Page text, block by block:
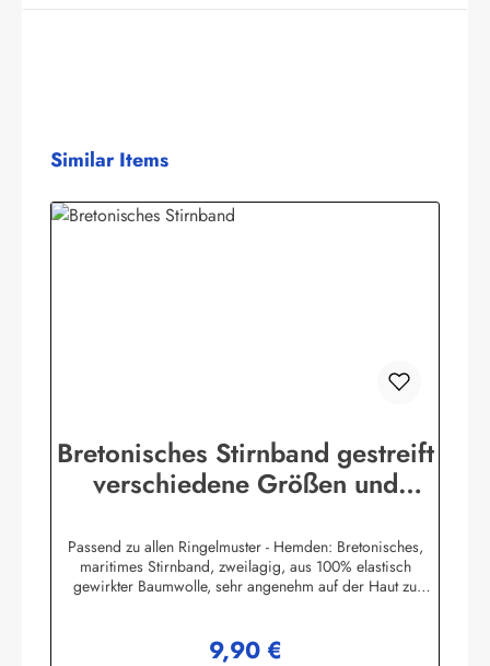
Produktgalerie überspringen
Similar Items
Bretonisches Stirnband gestreift
verschiedene Größen und
Passend zu allen Ringelmuster - Hemden: Bretonisches,
maritimes Stirnband, zweilagig, aus 100% elastisch
gewirkter Baumwolle, sehr angenehm auf der Haut zu
Wittmundinfo@modas-bekleidung.de
Regulärer Preis:
9,90 €